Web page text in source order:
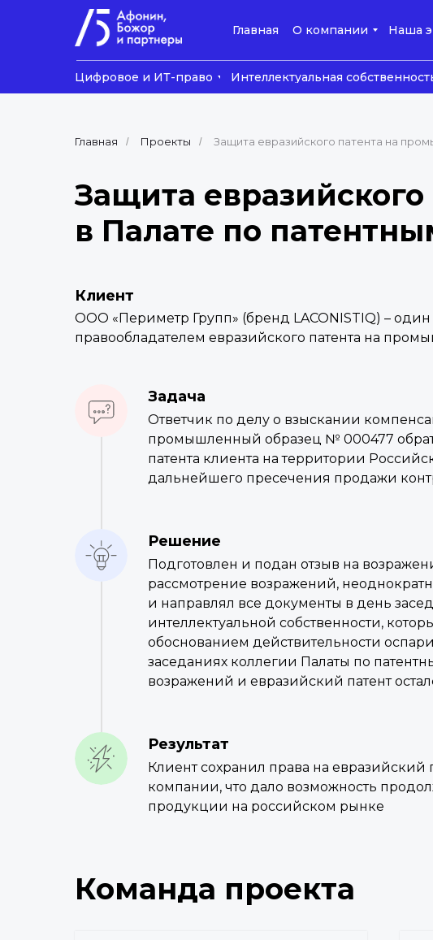
Главная О компании Наша
Цифровое и ИТ-право Интеллектуальная
Главная / Проекты / Защита евразийского патента на
Защита
в Палате по
Клиент
ООО «Периметр Групп» (бренд LACONISTIQ) –
правообладателем евразийского патента на
Задача
Ответчик по делу о взыскании
промышленный образец № 000477
патента клиента на территории
дальнейшего пресечения продажи
Решение
Подготовлен и подан отзыв на
рассмотрение возражений,
и направлял все документы в день
интеллектуальной собственности,
обоснованием действительности
заседаниях коллегии Палаты по
возражений и евразийский патент
Результат
Клиент сохранил права на
компании, что дало возможность
продукции на российском рынке
Команда проекта